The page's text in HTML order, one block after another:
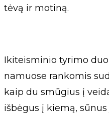
tėvą ir motiną.
Ikiteisminio tyrimo
namuose rankomis
kaip du smūgius į
išbėgus į kiemą,